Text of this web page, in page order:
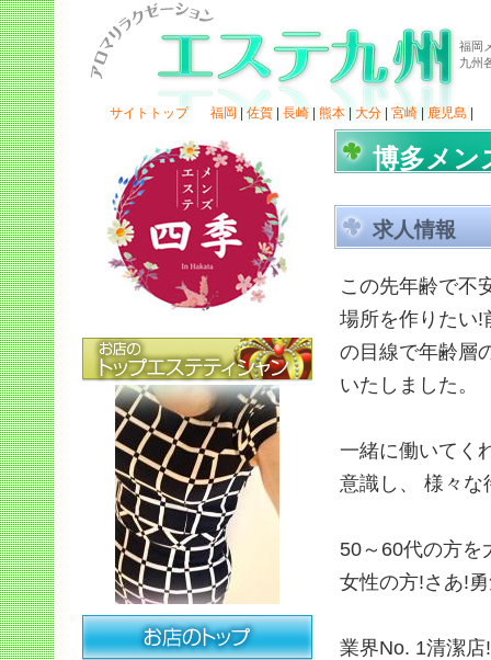
福岡
九州
サイトトップ 福岡 佐賀 長崎 熊本 大分 宮崎 鹿児島
博多メン
求人情報
この先年齢で不
場所を作りたい!
の目線で年齢層
いたしました。
一緒に働いてく
意識し、 様々な
50～60代の方を
女性の方!さあ!
業界No. 1清潔店!